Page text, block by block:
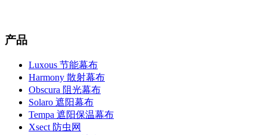
产品
Luxous 节能幕布
Harmony 散射幕布
Obscura 阻光幕布
Solaro 遮阳幕布
Tempa 遮阳保温幕布
Xsect 防虫网